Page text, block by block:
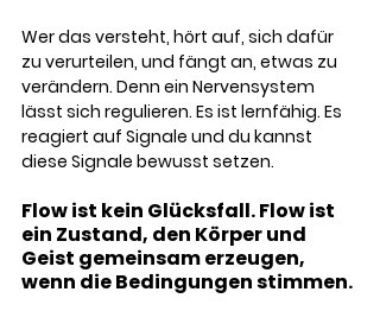
Wer das versteht, hört auf, sich dafür
zu verurteilen, und fängt an, etwas zu
verändern. Denn ein Nervensystem
lässt sich regulieren. Es ist lernfähig. Es
reagiert auf Signale und du kannst
diese Signale bewusst setzen.
Flow ist kein Glücksfall. Flow ist
ein Zustand, den Körper und
Geist gemeinsam erzeugen,
wenn die Bedingungen stimmen.